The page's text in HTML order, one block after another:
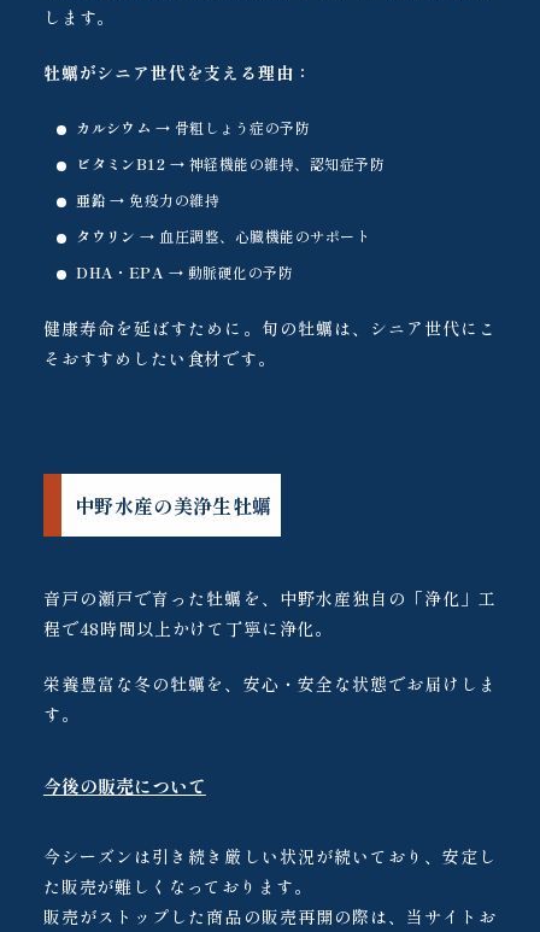
します。
牡蠣がシニア世代を支える理由：
カルシウム → 骨粗しょう症の予防
ビタミンB12 → 神経機能の維持、認知症予防
亜鉛 → 免疫力の維持
タウリン → 血圧調整、心臓機能のサポート
DHA・EPA → 動脈硬化の予防
健康寿命を延ばすために。旬の牡蠣は、シニア世代にこ
そおすすめしたい食材です。
中野水産の美浄生牡蠣
音戸の瀬戸で育った牡蠣を、中野水産独自の「浄化」工
程で48時間以上かけて丁寧に浄化。
栄養豊富な冬の牡蠣を、安心・安全な状態でお届けしま
す。
今後の販売について
今シーズンは引き続き厳しい状況が続いており、安定し
た販売が難しくなっております。
販売がストップした商品の販売再開の際は、当サイトお